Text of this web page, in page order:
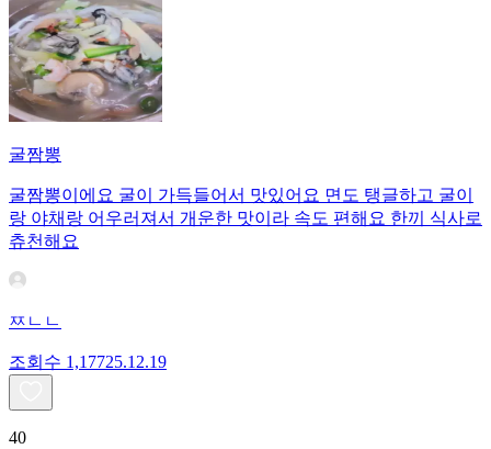
굴짬뽕
굴짬뽕이에요 굴이 가득들어서 맛있어요 면도 탱글하고 굴이
랑 야채랑 어우러져서 개운한 맛이라 속도 편해요 한끼 식사로
츄천해요
ㅉㄴㄴ
조회수 1,17725.12.19
40